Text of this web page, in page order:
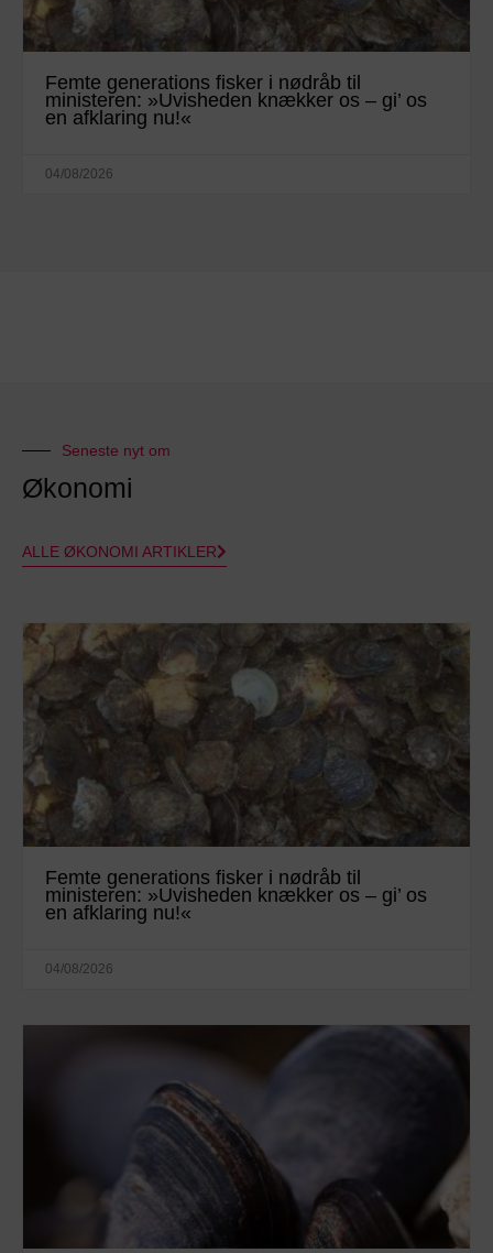
Femte generations fisker i nødråb til
ministeren: »Uvisheden knækker os – gi’ os
en afklaring nu!«
04/08/2026
Seneste nyt om
Økonomi
ALLE ØKONOMI ARTIKLER
Femte generations fisker i nødråb til
ministeren: »Uvisheden knækker os – gi’ os
en afklaring nu!«
04/08/2026